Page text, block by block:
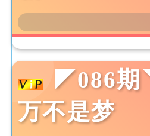
◤086
万不是梦